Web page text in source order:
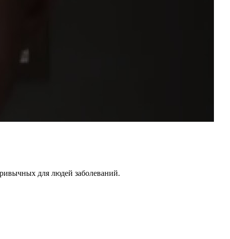
для людей заболеваний.